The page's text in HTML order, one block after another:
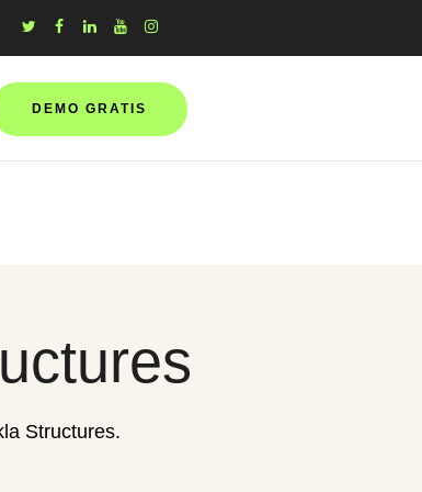
DEMO GRATIS
Structures.